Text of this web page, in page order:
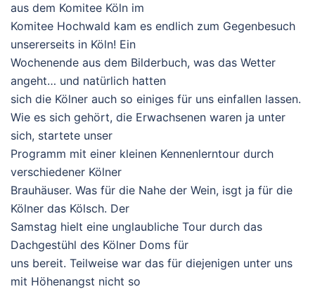
aus dem Komitee Köln im
Komitee Hochwald kam es endlich zum Gegenbesuch
unsererseits in Köln! Ein
Wochenende aus dem Bilderbuch, was das Wetter
angeht… und natürlich hatten
sich die Kölner auch so einiges für uns einfallen lassen.
Wie es sich gehört, die Erwachsenen waren ja unter
sich, startete unser
Programm mit einer kleinen Kennenlerntour durch
verschiedener Kölner
Brauhäuser. Was für die Nahe der Wein, isgt ja für die
Kölner das Kölsch. Der
Samstag hielt eine unglaubliche Tour durch das
Dachgestühl des Kölner Doms für
uns bereit. Teilweise war das für diejenigen unter uns
mit Höhenangst nicht so